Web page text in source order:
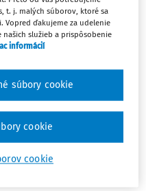
základe žiadosti
vedúceho
prístupe k
t. j. malých súborov, ktoré sa
Vopred ďakujeme za udelenie
našich služieb a prispôsobenie
informácií
cookie
súbory cookie
cookie